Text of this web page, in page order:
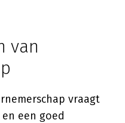
van
vraagt
een goed